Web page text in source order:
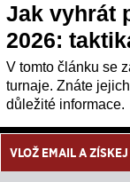
Jak vyhrát
2026:
V tomto článku se
turnaje. Znáte
důležité informace.
VLOŽ EMAIL A